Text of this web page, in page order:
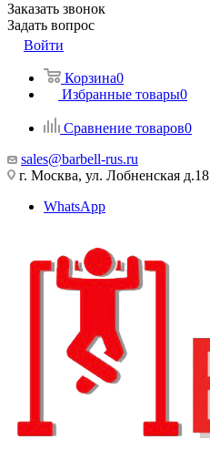
Заказать звонок
Задать вопрос
Войти
Корзина0
Избранные товары0
Сравнение товаров0
sales@barbell-rus.ru
г. Москва, ул. Лобненская д.18
WhatsApp